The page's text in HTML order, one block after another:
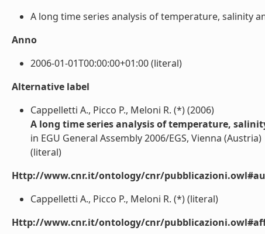
A long time series analysis of temperature, salinity
Anno
2006-01-01T00:00:00+01:00 (literal)
Alternative label
Cappelletti A., Picco P., Meloni R. (*) (2006)
A long time series analysis of temperature,
in EGU General Assembly 2006/EGS, Vienna (Austria)
(literal)
Http://www.cnr.it/ontology/cnr/
Cappelletti A., Picco P., Meloni R. (*) (literal)
Http://www.cnr.it/ontology/cnr/